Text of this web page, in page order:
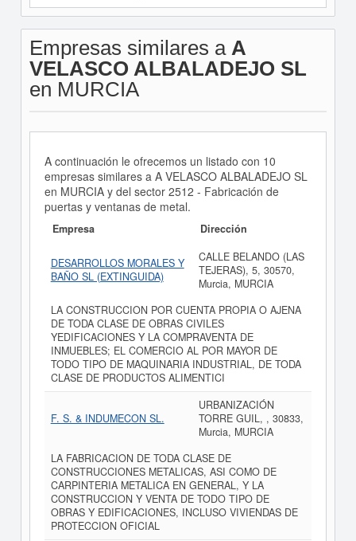
Empresas similares a A
VELASCO ALBALADEJO SL
en MURCIA
A continuación le ofrecemos un listado con 10
empresas similares a A VELASCO ALBALADEJO SL
en MURCIA y del sector 2512 - Fabricación de
puertas y ventanas de metal.
Empresa Dirección
DESARROLLOS MORALES Y
BAÑO SL (EXTINGUIDA)
CALLE BELANDO (LAS
TEJERAS), 5, 30570,
Murcia, MURCIA
LA CONSTRUCCION POR CUENTA PROPIA O AJENA
DE TODA CLASE DE OBRAS CIVILES
YEDIFICACIONES Y LA COMPRAVENTA DE
INMUEBLES; EL COMERCIO AL POR MAYOR DE
TODO TIPO DE MAQUINARIA INDUSTRIAL, DE TODA
CLASE DE PRODUCTOS ALIMENTICI
F. S. & INDUMECON SL.
URBANIZACIÓN
TORRE GUIL, , 30833,
Murcia, MURCIA
LA FABRICACION DE TODA CLASE DE
CONSTRUCCIONES METALICAS, ASI COMO DE
CARPINTERIA METALICA EN GENERAL, Y LA
CONSTRUCCION Y VENTA DE TODO TIPO DE
OBRAS Y EDIFICACIONES, INCLUSO VIVIENDAS DE
PROTECCION OFICIAL